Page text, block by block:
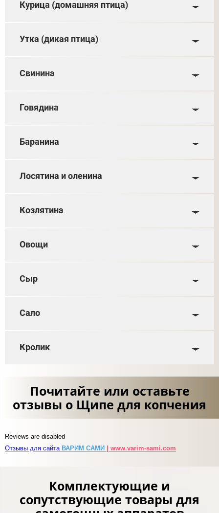
Курица (домашняя птица)
Утка (дикая птица)
Свинина
Говядина
Баранина
Лосятина и оленина
Козлятина
Овощи
Сыр
Сало
Кролик
Почитайте или оставьте
отзывы о Щипе для копчения
Reviews are disabled
Отзывы для сайта ВАРИМ САМИ | www.varim-sami.com
Комплектующие и
сопутствующие товары для